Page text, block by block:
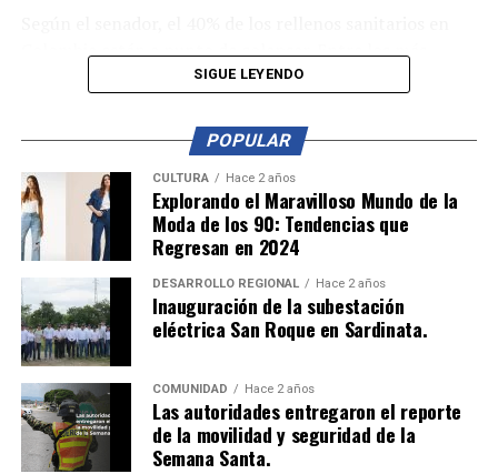
Colombia están a punto de colapsar. Entre los más
críticos se encuentran Doña Juana en Bogotá y La Miel
mejor a Colombia para enfrentar esta problemática,
citando ejemplos de países como Suecia y Alemania que
importan basura y aprovechan el 100% de sus residuos.
En contraste, Colombia solo aprovecha el 17% de su
basura, lo que indica un largo camino por recorrer.
El senador hizo un llamado a los Ministerios de Vivienda
y Medio Ambiente para que jueguen un papel crucial en
la creación de una mesa de trabajo que articule los
esfuerzos del gobierno y permita avanzar en proyectos
importantes para el país. La coordinación entre los
gobiernos locales y nacionales es esencial para mejorar
la gestión de residuos y evitar una crisis ambiental.
SIGUE LEYENDO
POPULAR
CULTURA Hace 2 años
Explorando el Maravilloso Mundo de la
Moda de los 90: Tendencias que
Regresan en 2024
DESARROLLO REGIONAL Hace 2 años
Inauguración de la subestación
eléctrica San Roque en Sardinata.
COMUNIDAD Hace 2 años
Las autoridades entregaron el reporte
de la movilidad y seguridad de la
Semana Santa.